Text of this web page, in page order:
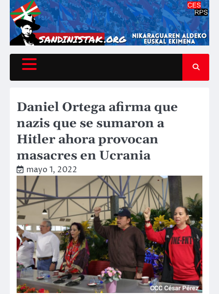
Saltar
contenido
Daniel Ortega afirma que
nazis que se sumaron a
Hitler ahora provocan
masacres en Ucrania
mayo 1, 2022